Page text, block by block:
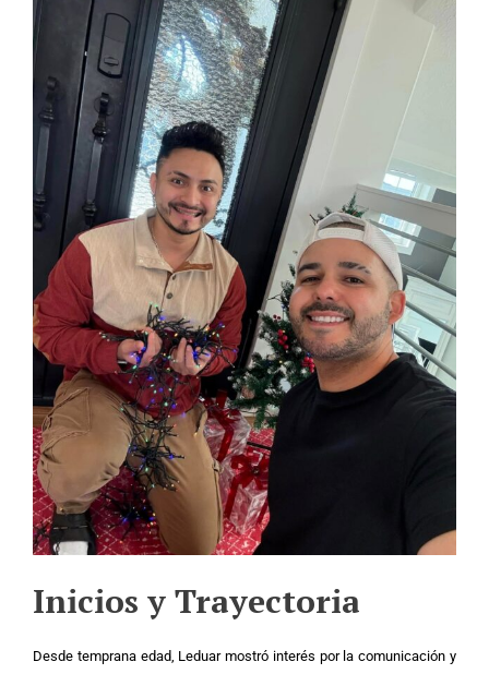
Inicios y Trayectoria
Desde temprana edad, Leduar mostró interés por la comunicación y